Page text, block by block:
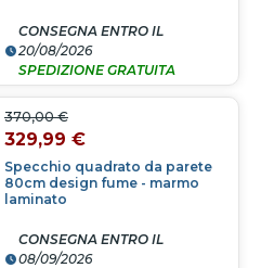
CONSEGNA ENTRO IL
20/08/2026
SPEDIZIONE GRATUITA
Specchio quadrato da parete
80cm design fume - marmo
laminato
370,00 €
329,99 €
CONSEGNA ENTRO IL
08/09/2026